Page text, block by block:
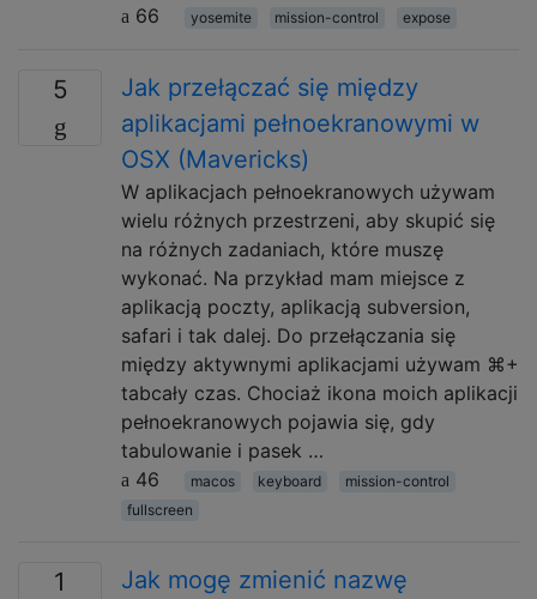
66
yosemite mission-control expose
5
Jak przełączać się między
aplikacjami pełnoekranowymi w
OSX (Mavericks)
W aplikacjach pełnoekranowych używam
wielu różnych przestrzeni, aby skupić się
na różnych zadaniach, które muszę
wykonać. Na przykład mam miejsce z
aplikacją poczty, aplikacją subversion,
safari i tak dalej. Do przełączania się
między aktywnymi aplikacjami używam ⌘+
tabcały czas. Chociaż ikona moich aplikacji
pełnoekranowych pojawia się, gdy
tabulowanie i pasek …
46
macos keyboard
mission-control
fullscreen
1
Jak mogę zmienić nazwę